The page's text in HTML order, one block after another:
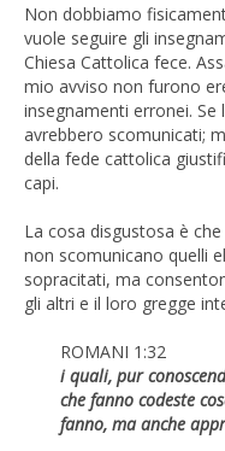
Non dobbiamo
vuole seguire gli
Chiesa Cattolica fece.
mio avviso non furono
insegnamenti erronei. Se
avrebbero scomunicati;
della fede cattolica
capi.
La cosa disgustosa è
non scomunicano quelli
sopracitati, ma
gli altri e il loro gregge
ROMANI 1:32
i quali, pur
che fanno codeste
fanno, ma anche